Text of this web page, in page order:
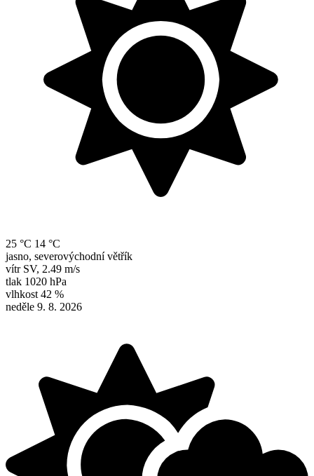
25 °C 14 °C
jasno, severovýchodní větřík
vítr SV, 2.49 m/s
tlak 1020 hPa
vlhkost 42 %
neděle 9. 8. 2026